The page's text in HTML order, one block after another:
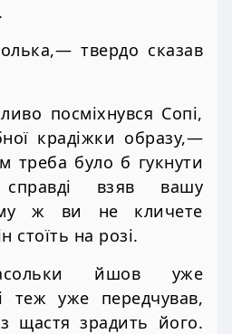
твердо сказав
посміхнувся Сопі,
крадіжки образу,—
треба було б гукнути
взяв вашу
ж ви не кличете
стоїть на розі.
йшов уже
теж уже передчував,
зрадить його.